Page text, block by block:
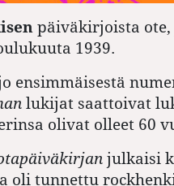
päiväkirjoista
1939.
ensimmäisestä
lukijat saattoivat
olivat olleet 60
julkaisi
oli tunnettu